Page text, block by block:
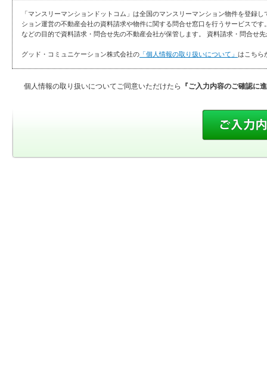
「マンスリーマンションドットコム」は全国のマンスリーマンション物件を登録
ション運営の不動産会社の資料請求や物件に関する問合せ窓口を行うサービスで
などの目的で資料請求・問合せ先の不動産会社が保管します。 資料請求・問合せ
グッド・コミュニケーション株式会社の 「個人情報の取り扱いについて」 はこちら
個人情報の取り扱いについてご同意いただけたら 『ご入力内容のご確認に